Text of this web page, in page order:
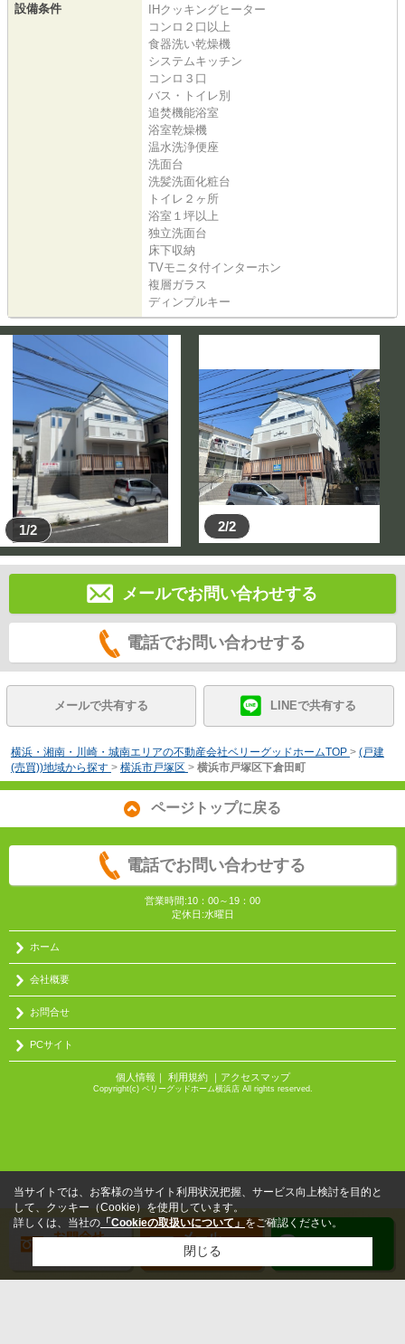
設備条件
IHクッキングヒーター
コンロ２口以上
食器洗い乾燥機
システムキッチン
コンロ３口
バス・トイレ別
追焚機能浴室
浴室乾燥機
温水洗浄便座
洗面台
洗髪洗面化粧台
トイレ２ヶ所
浴室１坪以上
独立洗面台
床下収納
TVモニタ付インターホン
複層ガラス
ディンプルキー
1/2 2/2
メールでお問い合わせする
電話でお問い合わせする
メールで共有する LINEで共有する
横浜・湘南・川崎・城南エリアの不動産会社ベリーグッドホームTOP > (戸建
(売買))地域から探す > 横浜市戸塚区 > 横浜市戸塚区下倉田町
ページトップに戻る
電話でお問い合わせする
営業時間:10：00～19：00
定休日:水曜日
ホーム
会社概要
お問合せ
PCサイト
個人情報 ｜ 利用規約｜ アクセスマップ
Copyright(c) ベリーグッドホーム横浜店 All rights reserved.
当サイトでは、お客様の当サイト利用状況把握、サービス向上検討を目的と
して、クッキー（Cookie）を使用しています。
詳しくは、当社の 「Cookieの取扱いについて」 をご確認ください。
閉じる